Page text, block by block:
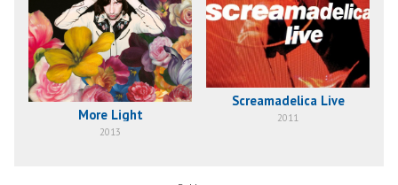
More Light
2013
Screamadelica Live
2011